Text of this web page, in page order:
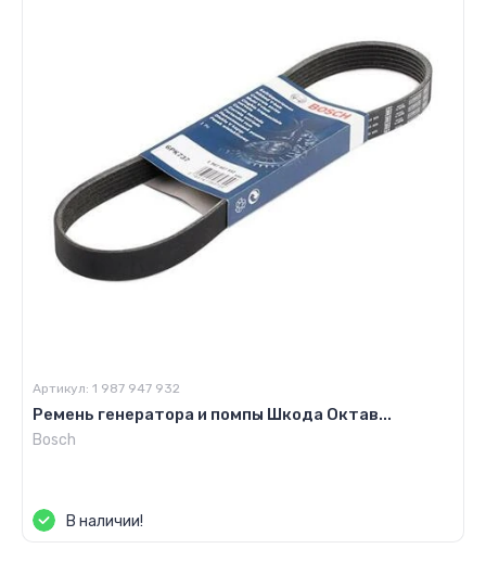
Артикул: 1 987 947 932
Ремень генератора и помпы Шкода Октав...
Bosch
В наличии!